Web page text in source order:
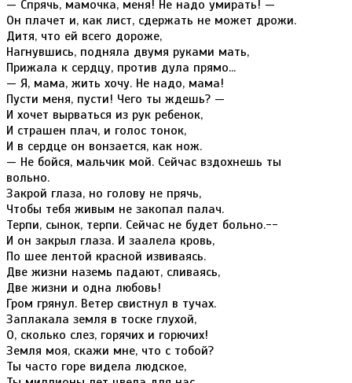
— Спрячь, мамочка, меня! Не надо умирать! —
Он плачет и, как лист, сдержать не может дрожи.
Дитя, что ей всего дороже,
Нагнувшись, подняла двумя руками мать,
Прижала к сердцу, против дула прямо...
— Я, мама, жить хочу. Не надо, мама!
Пусти меня, пусти! Чего ты ждешь? —
И хочет вырваться из рук ребенок,
И страшен плач, и голос тонок,
И в сердце он вонзается, как нож.
— Не бойся, мальчик мой. Сейчас вздохнешь ты
вольно.
Закрой глаза, но голову не прячь,
Чтобы тебя живым не закопал палач.
Терпи, сынок, терпи. Сейчас не будет больно.--
И он закрыл глаза. И заалела кровь,
По шее лентой красной извиваясь.
Две жизни наземь падают, сливаясь,
Две жизни и одна любовь!
Гром грянул. Ветер свистнул в тучах.
Заплакала земля в тоске глухой,
О, сколько слез, горячих и горючих!
Земля моя, скажи мне, что с тобой?
Ты часто горе видела людское,